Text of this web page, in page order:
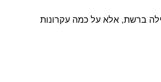
ברשת, אלא על כמה עקרונות